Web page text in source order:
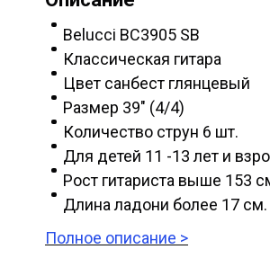
Belucci BC3905 SB
Классическая гитара
Цвет санбест глянцевый
Размер 39" (4/4)
Количество струн 6 шт.
Для детей 11 -13 лет и
Рост гитариста выше 153
Длина ладони более 17 см.
Полное описание >